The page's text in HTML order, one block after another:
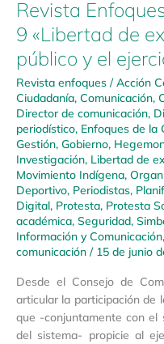
Revista
9 «Libertad de
público y el
Revista enfoques /Acción
Ciudadanía, Comunicación,
Director de comunicación,
periodístico, Enfoques de la
Gestión, Gobierno,
Investigación, Libertad de
Movimiento Indígena,
Deportivo, Periodistas,
Digital, Protesta, Protesta
académica, Seguridad,
Información y Comunicación,
comunicación / 15 de junio
Desde el Consejo de
articular la participación de
que -conjuntamente con el
del sistema- propicie al